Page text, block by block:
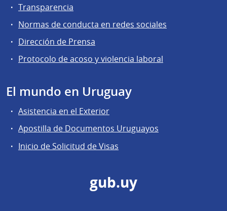
Transparencia
Normas de conducta en redes sociales
Dirección de Prensa
Protocolo de acoso y violencia laboral
El mundo en Uruguay
Asistencia en el Exterior
Apostilla de Documentos Uruguayos
Inicio de Solicitud de Visas
gub.uy